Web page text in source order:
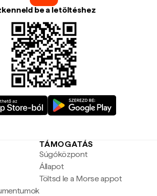
be a letöltéshez
TÁMOGATÁS
Súgóközpont
Állapot
Töltsd le a Morse appot